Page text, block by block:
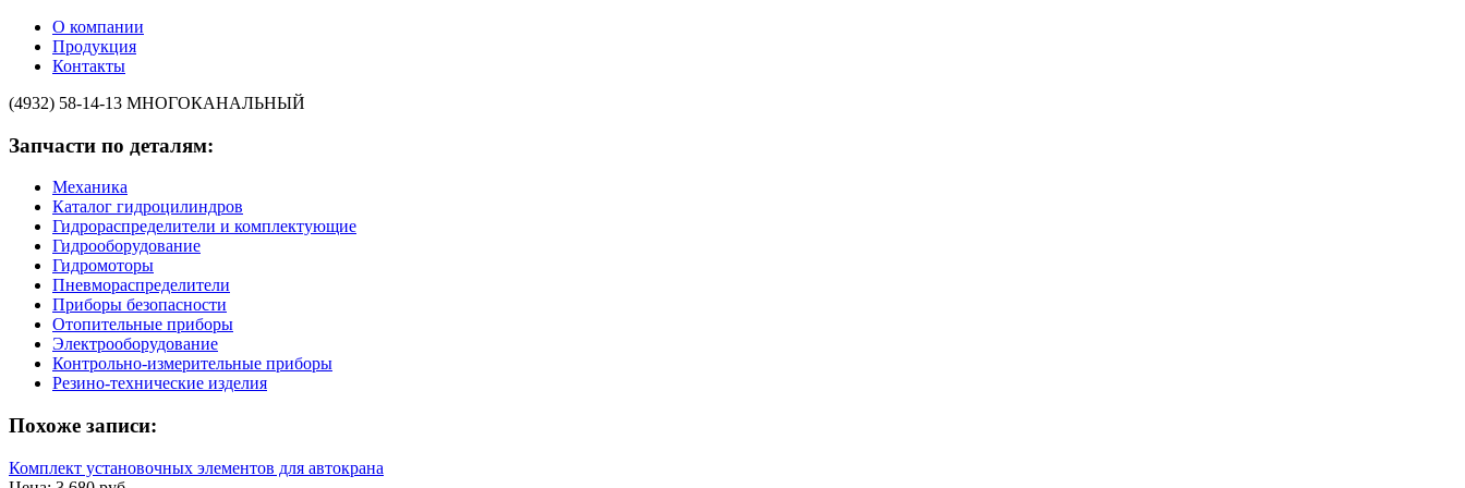
О компании
Продукция
Контакты
(4932) 58-14-13 МНОГОКАНАЛЬНЫЙ
Запчасти по деталям:
Механика
Каталог гидроцилиндров
Гидрораспределители и комплектующие
Гидрооборудование
Гидромоторы
Пневмораспределители
Приборы безопасности
Отопительные приборы
Электрооборудование
Контрольно-измерительные приборы
Резино-технические изделия
Похоже записи:
Комплект установочных элементов для автокрана